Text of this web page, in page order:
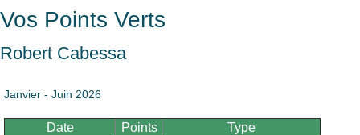
Classement
Vos Points Verts
Robert Cabessa
Janvier - Juin 2026
Date Points Type